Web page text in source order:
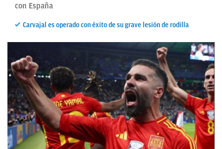
FICHAJES
DIRECTO
PAPARAZZI
OKDIARIO
con España
Carvajal es operado con éxito de su grave lesión de rodilla